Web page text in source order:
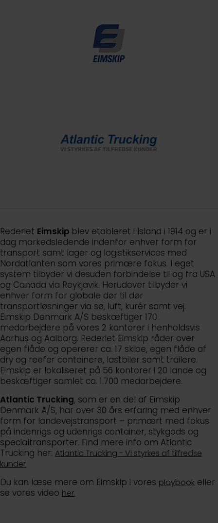
Rederiet Eimskip blev etableret i Island i 1914 og er i
dag markedsledende indenfor enhver form for
transport samt lager og logistikservices med
Nordatlanten som vores primære fokus. I eget
system tilbyder vi desuden forbindelse til og fra USA
og Canada via Reykjavik. Herudover tilbyder vi
enhver form for globale dør til dør
transportløsninger via sø, luft, kurér samt vej.
Eimskip Denmark A/S beskæftiger 170
medarbejdere på vores 2 kontorer i henholdsvis
Aarhus og Aalborg. Rederiet Eimskip råder over
egen flåde og opererer ca. 17 skibe, egen flåde af
dry og reefer containere, lastbiler samt trailere.
Eimskip er lokaliseret på 56 kontorer i 20 lande og
beskæftiger samlet ca. 1.700 medarbejdere.
Atlantic Trucking, som er en del af Eimskip
Denmark A/S, har over 30 års erfaring med enhver
form for landevejstransport – primært med fokus
på indenrigs og udenrigs container, stykgods og
specialtransporter. Find mere info om Atlantic
Trucking her: Atlantic Trucking - Vi styrkes af tilfredse
kunder
Du kan læse mere om Eimskip i vores playbook eller
se vores video her.